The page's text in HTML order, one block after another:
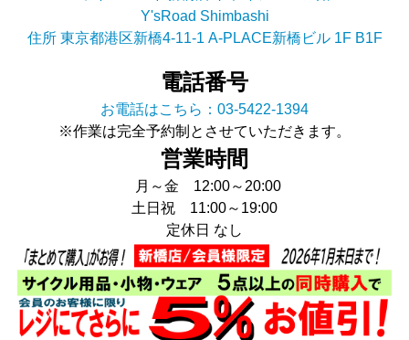
Y'sRoad Shimbashi
住所 東京都港区新橋4-11-1 A-PLACE新橋ビル 1F B1F
電話番号
お電話はこちら：03-5422-1394
※作業は完全予約制とさせていただきます。
営業時間
月～金 12:00～20:00
土日祝 11:00～19:00
定休日 なし